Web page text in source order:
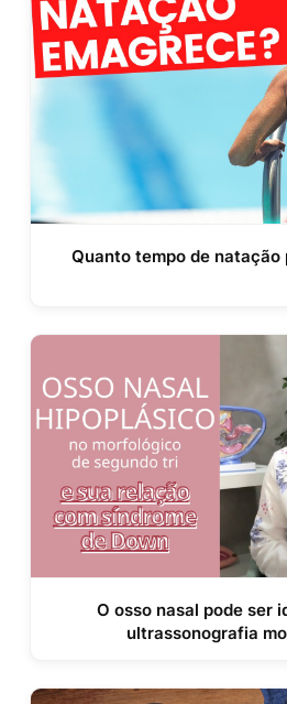
Quanto tempo de natação
O osso nasal pode ser
ultrassonografia